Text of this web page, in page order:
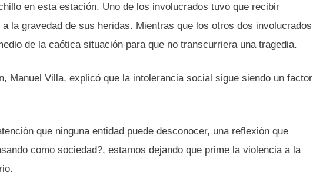
en esta estación. Uno de los involucrados tuvo que recibir
la gravedad de sus heridas. Mientras que los otros dos involucrados
de la caótica situación para que no transcurriera una tragedia.
Manuel Villa, explicó que la intolerancia social sigue siendo un factor
que ninguna entidad puede desconocer, una reflexión que
como sociedad?, estamos dejando que prime la violencia a la